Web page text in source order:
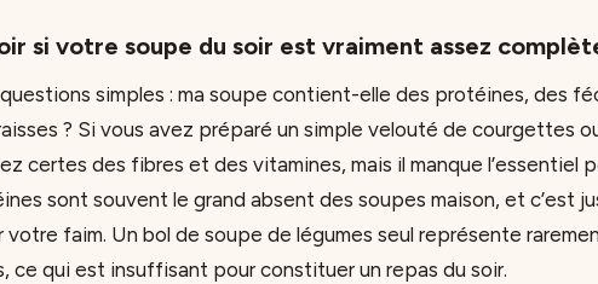
si votre soupe du soir est vraiment assez
simples : ma soupe contient-elle des protéines, des
? Si vous avez préparé un simple velouté de courgettes
certes des fibres et des vitamines, mais il manque l’essentiel
sont souvent le grand absent des soupes maison, et c’est
votre faim. Un bol de soupe de légumes seul représente
ce qui est insuffisant pour constituer un repas du soir.